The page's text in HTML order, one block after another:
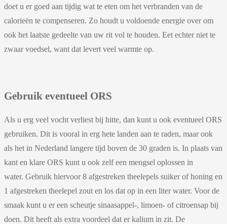
doet u er goed aan tijdig wat te eten om het verbranden van de
calorieën te compenseren. Zo houdt u voldoende energie over om
ook het laatste gedeelte van uw rit vol te houden. Eet echter niet te
zwaar voedsel, want dat levert veel warmte op.
Gebruik eventueel ORS
Als u erg veel vocht verliest bij hitte, dan kunt u ook eventueel ORS
gebruiken. Dit is vooral in erg hete landen aan te raden, maar ook
als het in Nederland langere tijd boven de 30 graden is. In plaats van
kant en klare ORS kunt u ook zelf een mengsel oplossen in
water. Gebruik hiervoor 8 afgestreken theelepels suiker of honing en
1 afgestreken theelepel zout en los dat op in een liter water. Voor de
smaak kunt u er een scheutje sinaasappel-, limoen- of citroensap bij
doen. Dit heeft als extra voordeel dat er kalium in zit. De